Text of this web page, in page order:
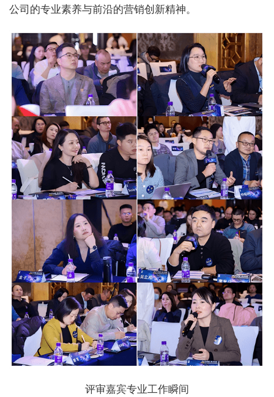
公司的专业素养与前沿的营销创新精神。
评审嘉宾专业工作瞬间